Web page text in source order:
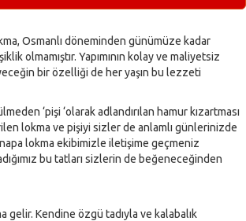
Osmanlı döneminden günümüze kadar
olmamıştır. Yapımının kolay ve maliyetsiz
bir özelliği de her yaşın bu lezzeti
‘pişi ‘olarak adlandırılan hamur kızartması
lokma ve pişiyi sizler de anlamlı günlerinizde
lokma ekibimizle iletişime geçmeniz
bu tatları sizlerin de beğeneceğinden
gelir. Kendine özgü tadıyla ve kalabalık